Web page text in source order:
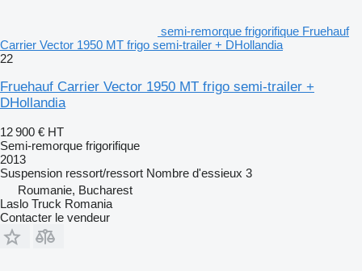
semi-remorque frigorifique Fruehauf
Carrier Vector 1950 MT frigo semi-trailer + DHollandia
22
Fruehauf Carrier Vector 1950 MT frigo semi-trailer +
DHollandia
12 900 € HT
Semi-remorque frigorifique
2013
Suspension ressort/ressort Nombre d'essieux 3
Roumanie, Bucharest
Laslo Truck Romania
Contacter le vendeur